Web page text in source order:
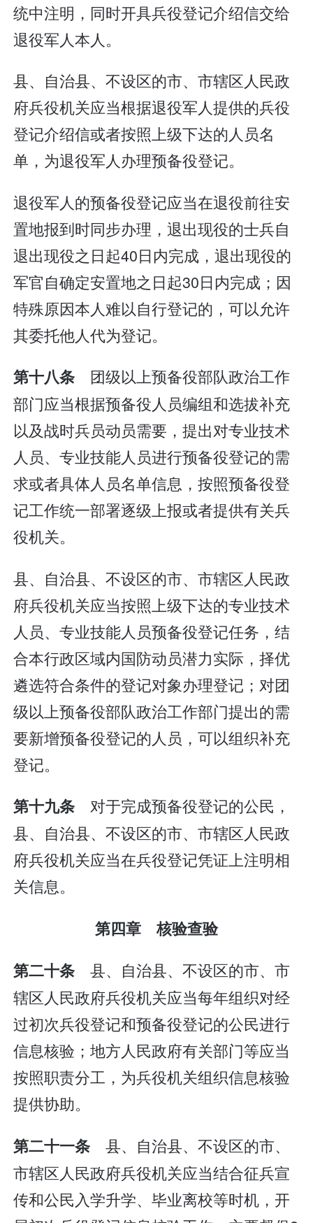
统中注明，同时开具兵役登记介绍信交给
退役军人本人。
县、自治县、不设区的市、市辖区人民政
府兵役机关应当根据退役军人提供的兵役
登记介绍信或者按照上级下达的人员名
单，为退役军人办理预备役登记。
退役军人的预备役登记应当在退役前往安
置地报到时同步办理，退出现役的士兵自
退出现役之日起40日内完成，退出现役的
军官自确定安置地之日起30日内完成；因
特殊原因本人难以自行登记的，可以允许
其委托他人代为登记。
第十八条 团级以上预备役部队政治工作
部门应当根据预备役人员编组和选拔补充
以及战时兵员动员需要，提出对专业技术
人员、专业技能人员进行预备役登记的需
求或者具体人员名单信息，按照预备役登
记工作统一部署逐级上报或者提供有关兵
役机关。
县、自治县、不设区的市、市辖区人民政
府兵役机关应当按照上级下达的专业技术
人员、专业技能人员预备役登记任务，结
合本行政区域内国防动员潜力实际，择优
遴选符合条件的登记对象办理登记；对团
级以上预备役部队政治工作部门提出的需
要新增预备役登记的人员，可以组织补充
登记。
第十九条对于完成预备役登记的公民，
县、自治县、不设区的市、市辖区人民政
府兵役机关应当在兵役登记凭证上注明相
关信息。
第四章 核验查验
第二十条 县、自治县、不设区的市、市
辖区人民政府兵役机关应当每年组织对经
过初次兵役登记和预备役登记的公民进行
信息核验；地方人民政府有关部门等应当
按照职责分工，为兵役机关组织信息核验
提供协助。
第二十一条 县、自治县、不设区的市、
市辖区人民政府兵役机关应当结合征兵宣
传和公民入学升学、毕业离校等时机，开